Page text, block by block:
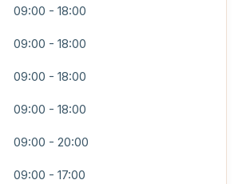
09:00 - 18:00
09:00 - 18:00
09:00 - 18:00
09:00 - 18:00
09:00 - 20:00
09:00 - 17:00